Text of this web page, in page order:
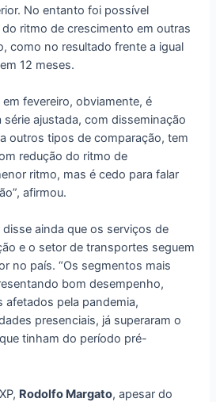
No entanto foi possível
ritmo de crescimento em outras
como no resultado frente a igual
12 meses.
fevereiro, obviamente, é
ajustada, com disseminação
outros tipos de comparação, tem
redução do ritmo de
ritmo, mas é cedo para falar
afirmou.
disse ainda que os serviços de
e o setor de transportes seguem
no país. “Os segmentos mais
bom desempenho,
afetados pela pandemia,
presenciais, já superaram o
tinham do período pré-
Rodolfo Margato, apesar do